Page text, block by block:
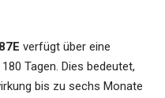
verfügt über eine
Tagen. Dies bedeutet,
bis zu sechs Monate